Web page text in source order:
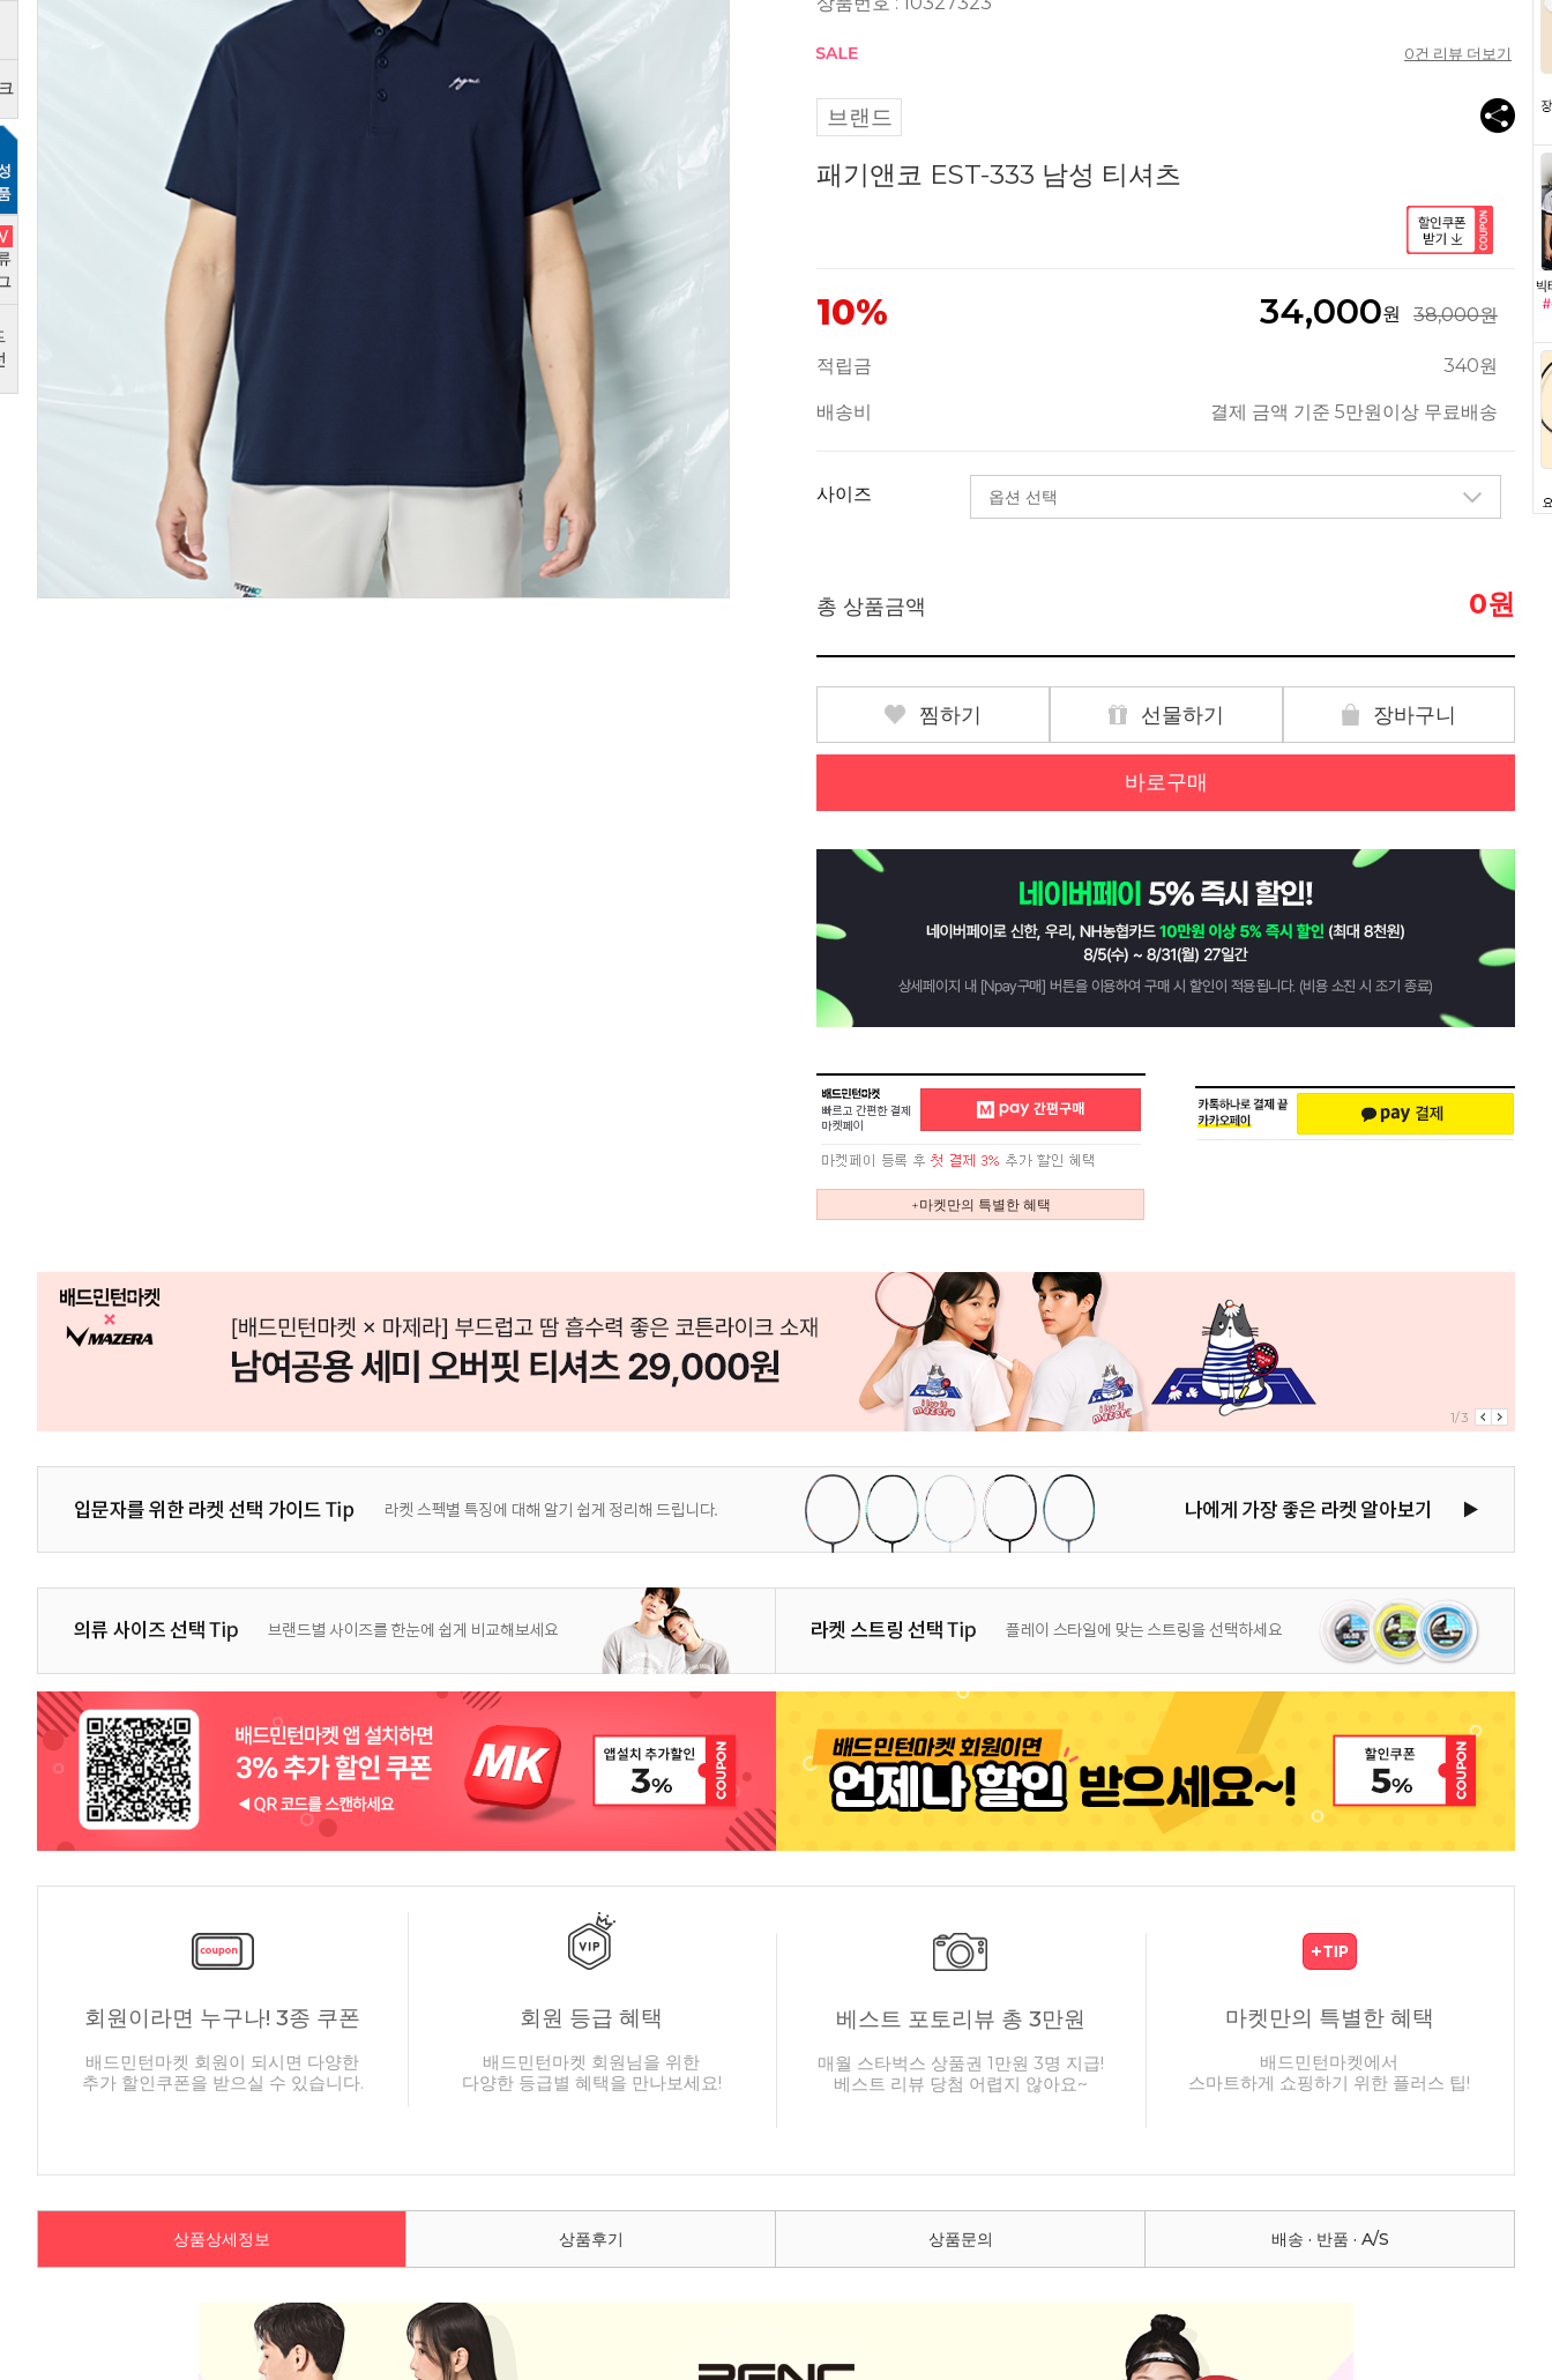
0건 리뷰 더보기
브랜드
패기앤코 EST-333 남성 티셔츠
10% 34,000원 38,000원
적립금 340원
배송비 결제 금액 기준 5만원이상 무료배송
사이즈
총 상품금액 0원
찜하기 선물하기 장바구니
바로구매
+마켓만의 특별한 혜택
1/3
회원이라면 누구나! 3종 쿠폰
배드민턴마켓 회원이 되시면 다양한
추가 할인쿠폰을 받으실 수 있습니다.
회원 등급 혜택
배드민턴마켓 회원님을 위한
다양한 등급별 혜택을 만나보세요!
베스트 포토리뷰 총 3만원
매월 스타벅스 상품권 1만원 3명 지급!
베스트 리뷰 당첨 어렵지 않아요~
마켓만의 특별한 혜택
배드민턴마켓에서
스마트하게 쇼핑하기 위한 플러스 팁!
상품상세정보 상품후기 상품문의 배송 · 반품 · A/S